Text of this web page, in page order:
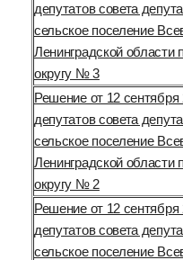
депутатов совета
сельское поселение
Ленинградской
округу № 3
Решение от 12
депутатов совета
сельское поселение
Ленинградской
округу № 2
Решение от 12
депутатов совета
сельское поселение